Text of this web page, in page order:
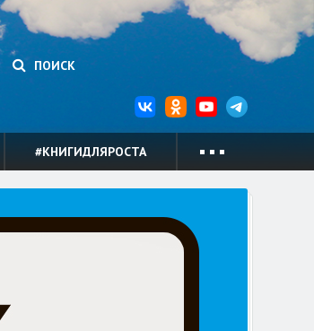
ПОИСК
#КНИГИДЛЯРОСТА